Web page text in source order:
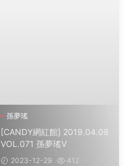
孫夢瑤
[CANDY網紅館] 2019.04.08
VOL.071 孫夢瑤V
2023-12-29 412